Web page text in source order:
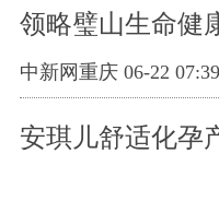
领略璧山生命健
中新网重庆 06-22 07:39
安琪儿舒适化孕